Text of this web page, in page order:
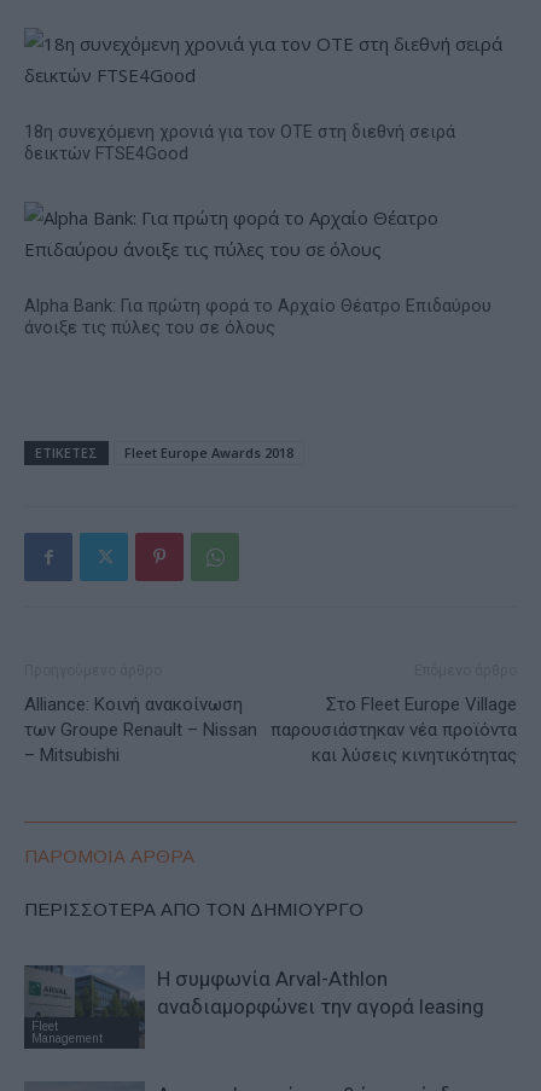
18η συνεχόμενη χρονιά για τον ΟΤΕ στη διεθνή σειρά
δεικτών FTSE4Good
Alpha Bank: Για πρώτη φορά το Αρχαίο Θέατρο Επιδαύρου
άνοιξε τις πύλες του σε όλους
ΕΤΙΚΕΤΕΣ Fleet Europe Awards 2018
Alliance: Κοινή ανακοίνωση
των Groupe Renault – Nissan
– Mitsubishi
Στο Fleet Europe Village
παρουσιάστηκαν νέα προϊόντα
και λύσεις κινητικότητας
ΠΑΡΟΜΟΙΑ ΑΡΘΡΑ
ΠΕΡΙΣΣΟΤΕΡΑ ΑΠΟ ΤΟΝ ΔΗΜΙΟΥΡΓΟ
Fleet
Management
Η συμφωνία Arval-Athlon
αναδιαμορφώνει την αγορά leasing